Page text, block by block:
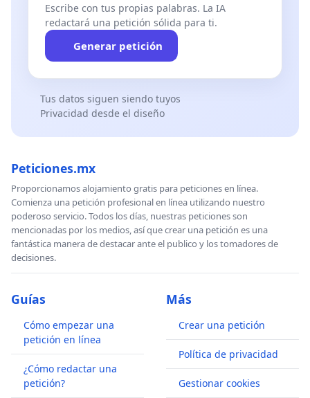
Escribe con tus propias palabras. La IA
redactará una petición sólida para ti.
Generar petición
Tus datos siguen siendo tuyos
Privacidad desde el diseño
Peticiones.mx
Proporcionamos alojamiento gratis para peticiones en línea.
Comienza una petición profesional en línea utilizando nuestro
poderoso servicio. Todos los días, nuestras peticiones son
mencionadas por los medios, así que crear una petición es una
fantástica manera de destacar ante el publico y los tomadores de
decisiones.
Guías
Cómo empezar una
petición en línea
¿Cómo redactar una
petición?
Más
Crear una petición
Política de privacidad
Gestionar cookies